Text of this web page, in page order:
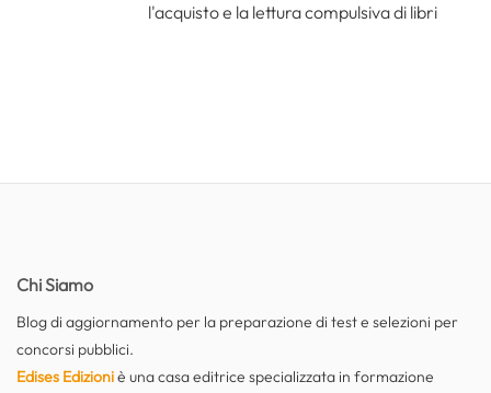
l'acquisto e la lettura compulsiva di libri
Chi Siamo
Blog di aggiornamento per la preparazione di test e selezioni per
concorsi pubblici.
Edises Edizioniè una casa editrice specializzata in formazione